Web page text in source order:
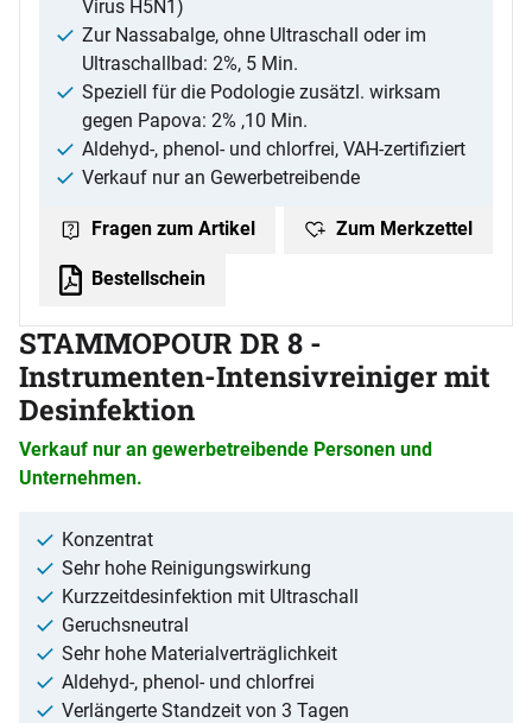
Virus H5N1)
Zur Nassabalge, ohne Ultraschall oder im
Ultraschallbad: 2%, 5 Min.
Speziell für die Podologie zusätzl. wirksam
gegen Papova: 2% ,10 Min.
Aldehyd-, phenol- und chlorfrei, VAH-zertifiziert
Verkauf nur an Gewerbetreibende
Fragen zum Artikel Zum Merkzettel
Bestellschein
STAMMOPOUR DR 8 -
Instrumenten-Intensivreiniger mit
Desinfektion
Verkauf nur an gewerbetreibende Personen und
Unternehmen.
Konzentrat
Sehr hohe Reinigungswirkung
Kurzzeitdesinfektion mit Ultraschall
Geruchsneutral
Sehr hohe Materialverträglichkeit
Aldehyd-, phenol- und chlorfrei
Verlängerte Standzeit von 3 Tagen